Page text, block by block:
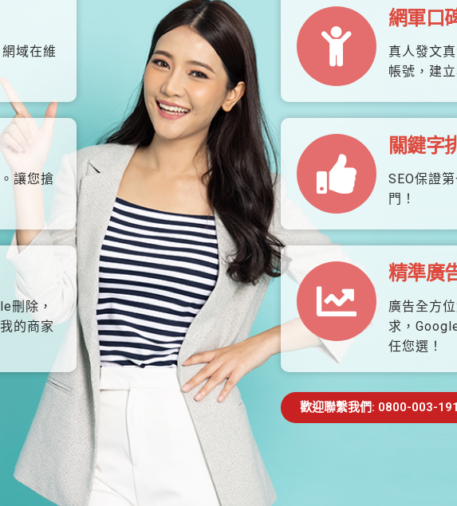
域在維
讓您搶
刪除，
的商家
網軍口
真人發文
帳號，建
關鍵字
SEO保證
門！
精準廣
廣告全方
求，
任您選！
歡迎聯繫我們: 0800-003-191